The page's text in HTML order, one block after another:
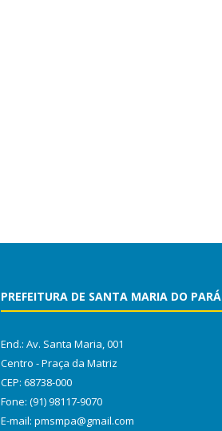
PREFEITURA DE SANTA MARIA DO PARÁ
End.: Av. Santa Maria, 001
Centro - Praça da Matriz
CEP: 68738-000
Fone: (91) 98117-9070
E-mail: pmsmpa@gmail.com